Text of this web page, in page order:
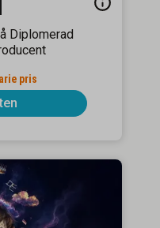
Diplomerad
pris